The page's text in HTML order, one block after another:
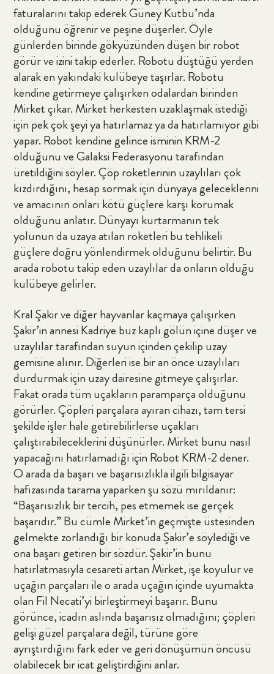
faturalarını takip ederek Güney Kutbu’nda
olduğunu öğrenir ve peşine düşerler. Öyle
günlerden birinde gökyüzünden düşen bir robot
görür ve izini takip ederler. Robotu düştüğü yerden
alarak en yakındaki kulübeye taşırlar. Robotu
kendine getirmeye çalışırken odalardan birinden
Mirket çıkar. Mirket herkesten uzaklaşmak istediği
için pek çok şeyi ya hatırlamaz ya da hatırlamıyor gibi
yapar. Robot kendine gelince isminin KRM-2
olduğunu ve Galaksi Federasyonu tarafından
üretildiğini söyler. Çöp roketlerinin uzaylıları çok
kızdırdığını, hesap sormak için dünyaya geleceklerini
ve amacının onları kötü güçlere karşı korumak
olduğunu anlatır. Dünyayı kurtarmanın tek
yolunun da uzaya atılan roketleri bu tehlikeli
güçlere doğru yönlendirmek olduğunu belirtir. Bu
arada robotu takip eden uzaylılar da onların olduğu
kulübeye gelirler.
Kral Şakir ve diğer hayvanlar kaçmaya çalışırken
Şakir’in annesi Kadriye buz kaplı gölün içine düşer ve
uzaylılar tarafından suyun içinden çekilip uzay
gemisine alınır. Diğerleri ise bir an önce uzaylıları
durdurmak için uzay dairesine gitmeye çalışırlar.
Fakat orada tüm uçakların paramparça olduğunu
görürler. Çöpleri parçalara ayıran cihazı, tam tersi
şekilde işler hale getirebilirlerse uçakları
çalıştırabileceklerini düşünürler. Mirket bunu nasıl
yapacağını hatırlamadığı için Robot KRM-2 dener.
O arada da başarı ve başarısızlıkla ilgili bilgisayar
hafızasında tarama yaparken şu sözü mırıldanır:
“Başarısızlık bir tercih, pes etmemek ise gerçek
başarıdır.” Bu cümle Mirket’in geçmişte üstesinden
gelmekte zorlandığı bir konuda Şakir’e söylediği ve
ona başarı getiren bir sözdür. Şakir’in bunu
hatırlatmasıyla cesareti artan Mirket, işe koyulur ve
uçağın parçaları ile o arada uçağın içinde uyumakta
olan Fil Necati’yi birleştirmeyi başarır. Bunu
görünce, icadın aslında başarısız olmadığını; çöpleri
gelişi güzel parçalara değil, türüne göre
ayrıştırdığını fark eder ve geri dönüşümün öncüsü
olabilecek bir icat geliştirdiğini anlar.